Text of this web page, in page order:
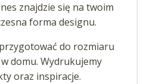
znajdzie się na twoim
forma designu.
do rozmiaru
domu. Wydrukujemy
oraz inspiracje.